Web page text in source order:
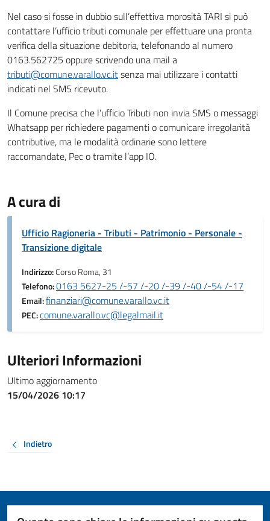
Nel caso si fosse in dubbio sull’effettiva morosità TARI si può
contattare l’ufficio tributi comunale per effettuare una pronta
verifica della situazione debitoria, telefonando al numero
0163.562725 oppure scrivendo una mail a
tributi@comune.varallo.vc.itsenza mai utilizzare i contatti
indicati nel SMS ricevuto.
Il Comune precisa che l’ufficio Tributi non invia SMS o messaggi
Whatsapp per richiedere pagamenti o comunicare irregolarità
contributive, ma le modalità ordinarie sono lettere
raccomandate, Pec o tramite l’app IO.
A cura di
Ufficio Ragioneria - Tributi - Patrimonio - Personale -
Transizione digitale
Indirizzo:Corso Roma, 31
Telefono:0163 5627-25 /-57 /-20 /-39 /-40 /-54 /-17
Email:finanziari@comune.varallo.vc.it
PEC:comune.varallo.vc@legalmail.it
Ulteriori Informazioni
Ultimo aggiornamento
15/04/2026 10:17
Indietro